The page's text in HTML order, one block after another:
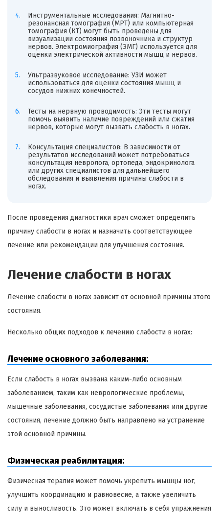
Инструментальные исследования: Магнитно-
резонансная томография (МРТ) или компьютерная
томография (КТ) могут быть проведены для
визуализации состояния позвоночника и структур
нервов. Электромиография (ЭМГ) используется для
оценки электрической активности мышц и нервов.
Ультразвуковое исследование: УЗИ может
использоваться для оценки состояния мышц и
сосудов нижних конечностей.
Тесты на нервную проводимость: Эти тесты могут
помочь выявить наличие повреждений или сжатия
нервов, которые могут вызвать слабость в ногах.
Консультация специалистов: В зависимости от
результатов исследований может потребоваться
консультация невролога, ортопеда, эндокринолога
или других специалистов для дальнейшего
обследования и выявления причины слабости в
ногах.
После проведения диагностики врач сможет определить
причину слабости в ногах и назначить соответствующее
лечение или рекомендации для улучшения состояния.
Лечение слабости в ногах
Лечение слабости в ногах зависит от основной причины этого
состояния.
Несколько общих подходов к лечению слабости в ногах:
Лечение основного заболевания:
Если слабость в ногах вызвана каким-либо основным
заболеванием, таким как неврологические проблемы,
мышечные заболевания, сосудистые заболевания или другие
состояния, лечение должно быть направлено на устранение
этой основной причины.
Физическая реабилитация:
Физическая терапия может помочь укрепить мышцы ног,
улучшить координацию и равновесие, а также увеличить
силу и выносливость. Это может включать в себя упражнения